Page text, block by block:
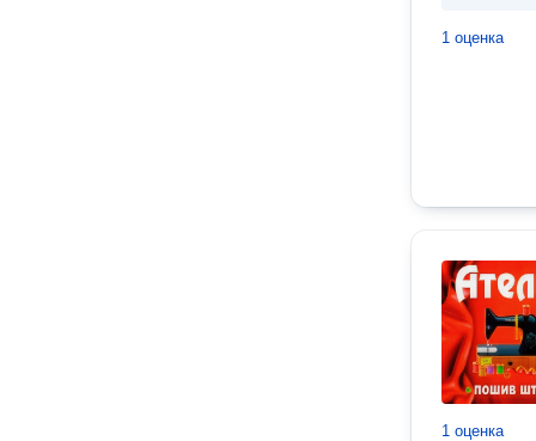
1 оценка
1 оценка